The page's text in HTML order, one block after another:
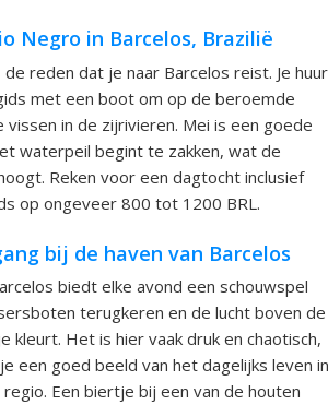
Negro in Barcelos, Brazilië
de reden dat je naar Barcelos reist. Je
met een boot om op de beroemde
vissen in de zijrivieren. Mei is een goede
waterpeil begint te zakken, wat de
Reken voor een dagtocht inclusief
op ongeveer 800 tot 1200 BRL.
bij de haven van Barcelos
biedt elke avond een schouwspel
terugkeren en de lucht boven de
kleurt. Het is hier vaak druk en chaotisch,
een goed beeld van het dagelijks leven in
Een biertje bij een van de houten